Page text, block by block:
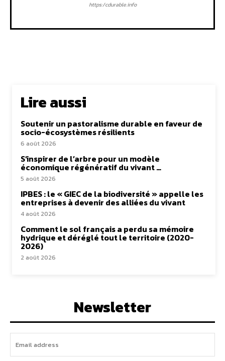
https:/cdurable.info
Lire aussi
Soutenir un pastoralisme durable en faveur de
socio-écosystèmes résilients
6 août 2026
S’inspirer de l’arbre pour un modèle
économique régénératif du vivant …
5 août 2026
IPBES : le « GIEC de la biodiversité » appelle les
entreprises à devenir des alliées du vivant
4 août 2026
Comment le sol français a perdu sa mémoire
hydrique et déréglé tout le territoire (2020-
2026)
2 août 2026
Newsletter